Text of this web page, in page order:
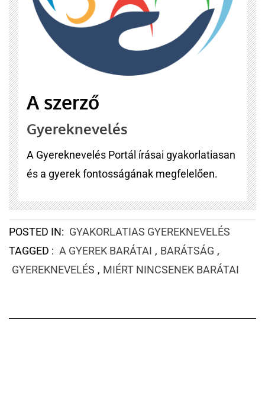
A szerző
Gyereknevelés
A Gyereknevelés Portál írásai gyakorlatiasan
és a gyerek fontosságának megfelelően.
POSTED IN: GYAKORLATIAS GYEREKNEVELÉS
TAGGED : A GYEREK BARÁTAI , BARÁTSÁG ,
GYEREKNEVELÉS , MIÉRT NINCSENEK BARÁTAI